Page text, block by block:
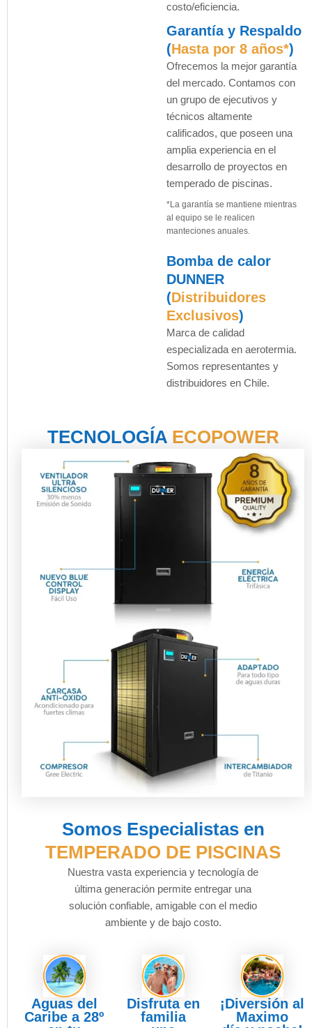
costo/eficiencia.
Garantía y Respaldo
(Hasta por 8 años*)
Ofrecemos la mejor garantía
del mercado. Contamos con
un grupo de ejecutivos y
técnicos altamente
calificados, que poseen una
amplia experiencia en el
desarrollo de proyectos en
temperado de piscinas.
*La garantía se mantiene mientras
al equipo se le realicen
manteciones anuales.
Bomba de calor
DUNNER
(Distribuidores
Exclusivos)
Marca de calidad
especializada en aerotermia.
Somos representantes y
distribuidores en Chile.
TECNOLOGÍA ECOPOWER
Somos Especialistas en
TEMPERADO DE PISCINAS
Nuestra vasta experiencia y tecnología de
última generación permite entregar una
solución confiable, amigable con el medio
ambiente y de bajo costo.
Aguas del
Caribe a 28º
Disfruta en
familia
¡Diversión al
Maximo